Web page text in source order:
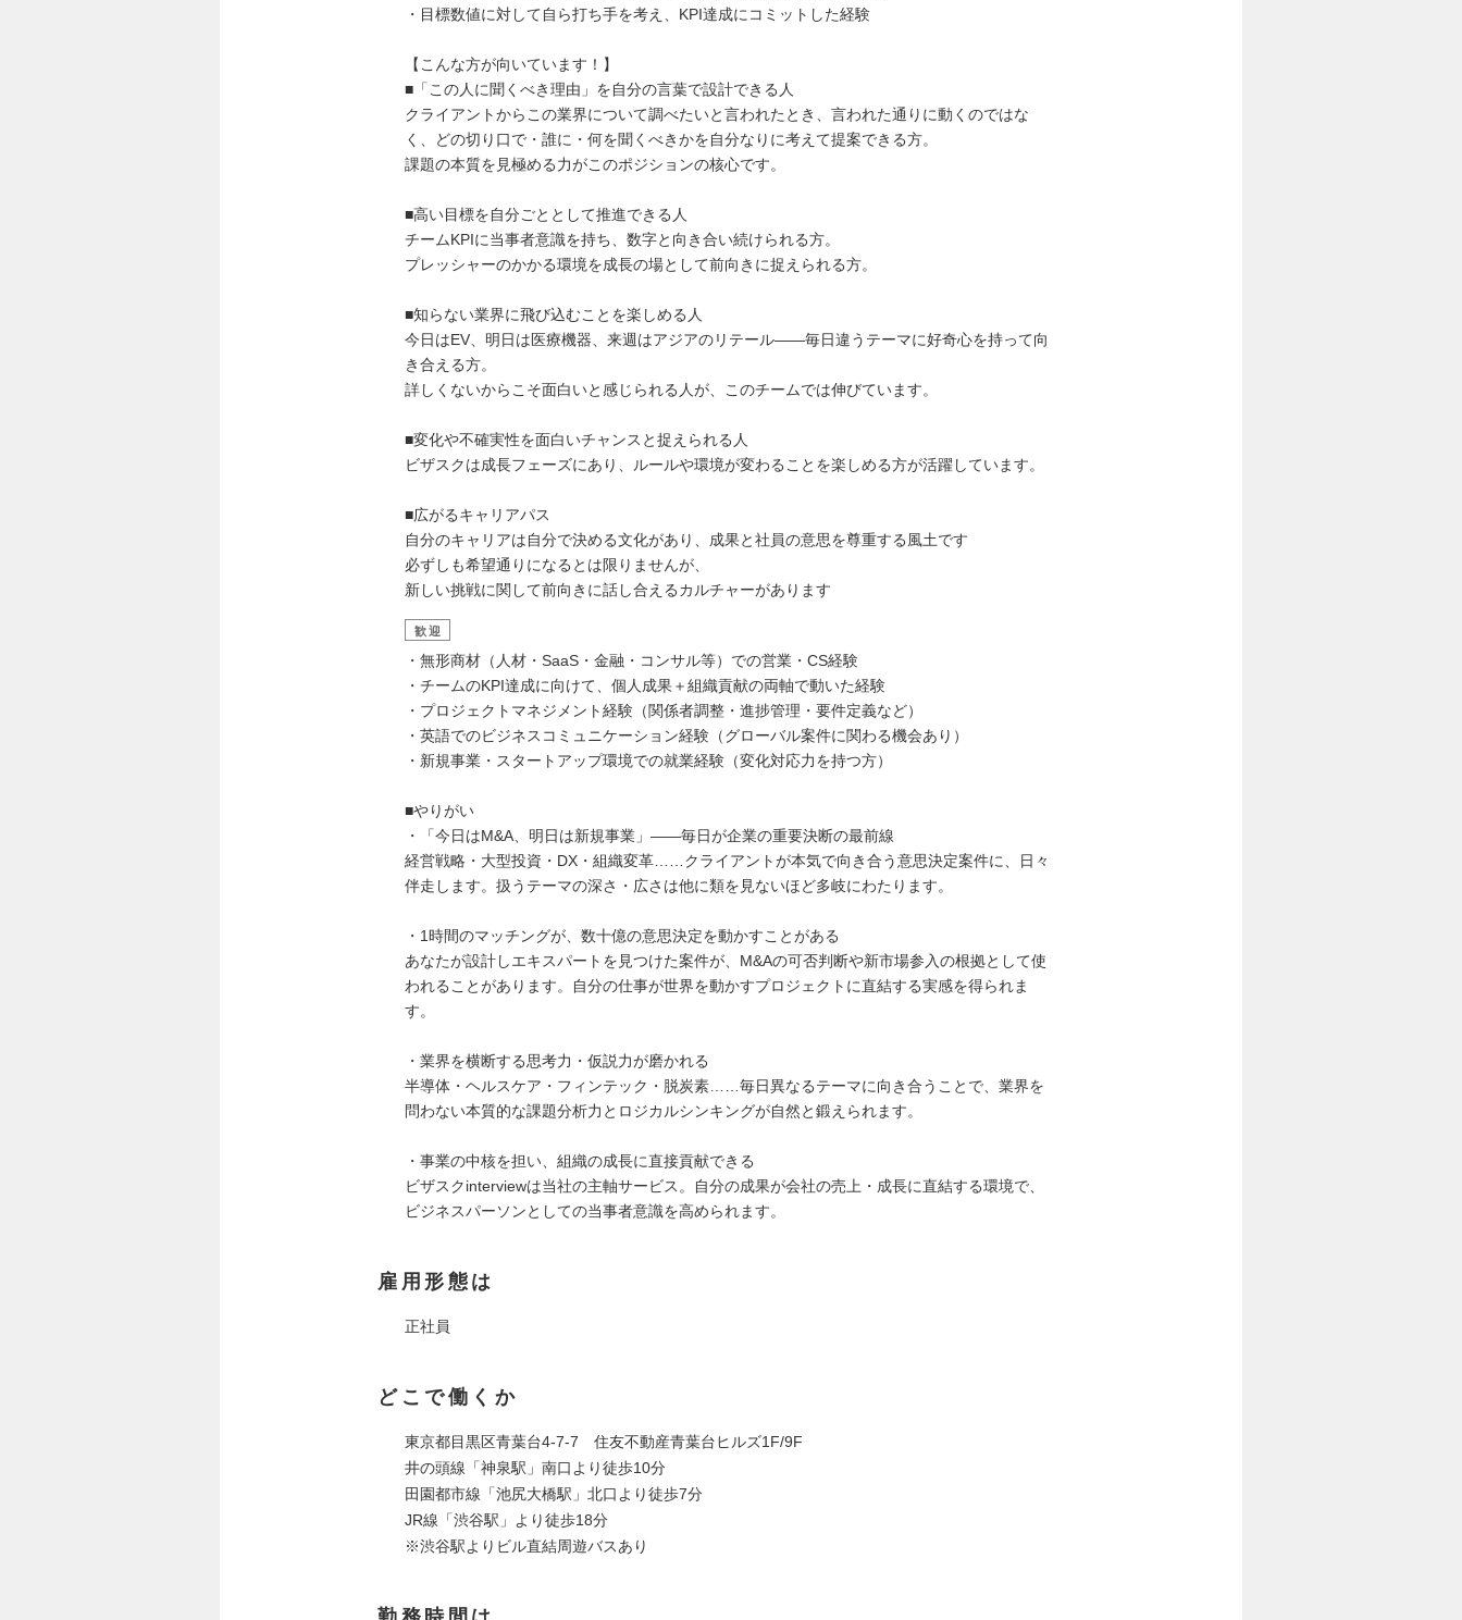
・目標数値に対して自ら打ち手を考え、KPI達成にコミットした経験
【こんな方が向いています！】
■「この人に聞くべき理由」を自分の言葉で設計できる人
クライアントからこの業界について調べたいと言われたとき、言われた通りに動くのではな
く、どの切り口で・誰に・何を聞くべきかを自分なりに考えて提案できる方。
課題の本質を見極める力がこのポジションの核心です。
■高い目標を自分ごととして推進できる人
チームKPIに当事者意識を持ち、数字と向き合い続けられる方。
プレッシャーのかかる環境を成長の場として前向きに捉えられる方。
■知らない業界に飛び込むことを楽しめる人
今日はEV、明日は医療機器、来週はアジアのリテール——毎日違うテーマに好奇心を持って向
き合える方。
詳しくないからこそ面白いと感じられる人が、このチームでは伸びています。
■変化や不確実性を面白いチャンスと捉えられる人
ビザスクは成長フェーズにあり、ルールや環境が変わることを楽しめる方が活躍しています。
■広がるキャリアパス
自分のキャリアは自分で決める文化があり、成果と社員の意思を尊重する風土です
必ずしも希望通りになるとは限りませんが、
新しい挑戦に関して前向きに話し合えるカルチャーがあります
歓迎
・無形商材（人材・SaaS・金融・コンサル等）での営業・CS経験
・チームのKPI達成に向けて、個人成果＋組織貢献の両軸で動いた経験
・プロジェクトマネジメント経験（関係者調整・進捗管理・要件定義など）
・英語でのビジネスコミュニケーション経験（グローバル案件に関わる機会あり）
・新規事業・スタートアップ環境での就業経験（変化対応力を持つ方）
■やりがい
・「今日はM&A、明日は新規事業」——毎日が企業の重要決断の最前線
経営戦略・大型投資・DX・組織変革……クライアントが本気で向き合う意思決定案件に、日々
伴走します。扱うテーマの深さ・広さは他に類を見ないほど多岐にわたります。
・1時間のマッチングが、数十億の意思決定を動かすことがある
あなたが設計しエキスパートを見つけた案件が、M&Aの可否判断や新市場参入の根拠として使
われることがあります。自分の仕事が世界を動かすプロジェクトに直結する実感を得られま
す。
・業界を横断する思考力・仮説力が磨かれる
半導体・ヘルスケア・フィンテック・脱炭素……毎日異なるテーマに向き合うことで、業界を
問わない本質的な課題分析力とロジカルシンキングが自然と鍛えられます。
・事業の中核を担い、組織の成長に直接貢献できる
ビザスクinterviewは当社の主軸サービス。自分の成果が会社の売上・成長に直結する環境で、
ビジネスパーソンとしての当事者意識を高められます。
雇用形態は
正社員
どこで働くか
東京都目黒区青葉台4-7-7 住友不動産青葉台ヒルズ1F/9F
井の頭線「神泉駅」南口より徒歩10分
田園都市線「池尻大橋駅」北口より徒歩7分
JR線「渋谷駅」より徒歩18分
※渋谷駅よりビル直結周遊バスあり